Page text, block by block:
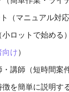
（マニュアル対応
ロットで始める）
向け）
講師（短時間案件
を簡単に説明す